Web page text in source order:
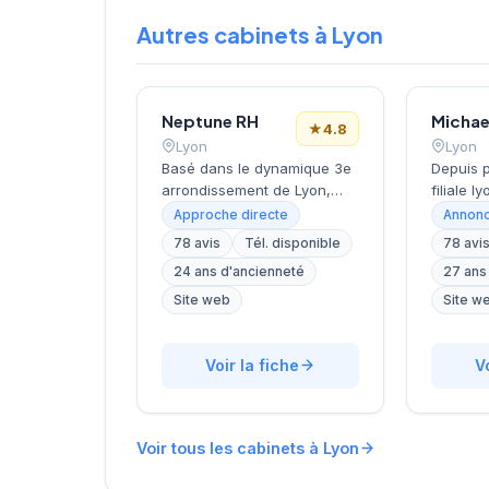
Autres cabinets à Lyon
Neptune RH
Lyon
★4.8
Basé dans le dynamique 3e
arrondissement de Lyon,
entre Part-Dieu et
Préfecture, ce cabinet de
recrutement développe ses
activités depuis ses locaux
de la rue Servient. Dirigé par
recherches de talents avec
réputation auprès de sa
Approche directe
78 avis
Tél. disponible
24 ans d'ancienneté
Site web
Voir la fiche
Lyon
Depuis
filiale
et
projets
78 avis
27
Site
Voir tous les cabinets à Lyon